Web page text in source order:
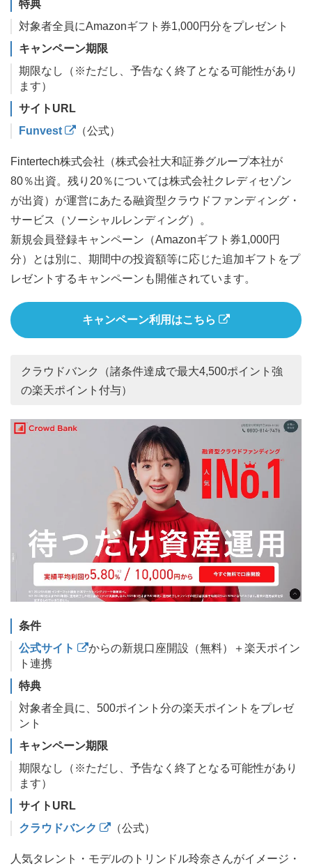
特典
対象者全員にAmazonギフト券1,000円分をプレゼント
キャンペーン期限
期限なし（※ただし、予告なく終了となる可能性があり
ます）
サイトURL
Funvest
（公式）
Fintertech株式会社（株式会社大和証券グループ本社が
80％出資。残り20％については株式会社クレディセゾン
が出資）が運営にあたる融資型クラウドファンディング・
サービス（ソーシャルレンディング）。
新規会員登録キャンペーン（Amazonギフト券1,000円
分）とは別に、期間中の投資額等に応じた追加ギフトをプ
レゼントするキャンペーンも開催されています。
キャンペーン利用はこちら
クラウドバンク（諸条件達成で最大4,500ポイント強
の楽天ポイント付与）
条件
公式サイト
からの新規口座開設（無料）＋楽天ポイン
ト連携
特典
対象者全員に、500ポイント分の楽天ポイントをプレゼ
ント
キャンペーン期限
期限なし（※ただし、予告なく終了となる可能性があり
ます）
サイトURL
クラウドバンク
（公式）
人気タレント・モデルのトリンドル玲奈さんがイメージ・